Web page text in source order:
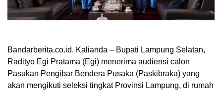
Bandarberita.co.id, Kalianda – Bupati Lampung Selatan,
Radityo Egi Pratama (Egi) menerima audiensi calon
Pasukan Pengibar Bendera Pusaka (Paskibraka) yang
akan mengikuti seleksi tingkat Provinsi Lampung, di rumah